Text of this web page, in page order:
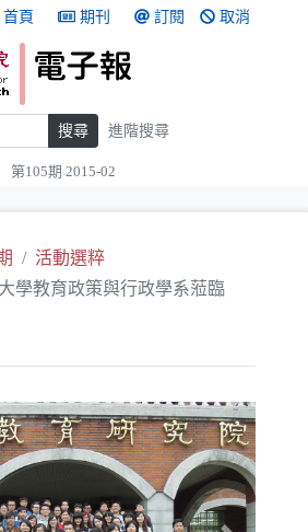
首頁 期刊 訂閱 取消
搜尋 進階搜尋
第105期 2015-02
活動選粹
學教育政策與行政學系蒞臨